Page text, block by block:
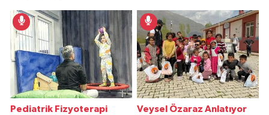
Pediatrik Fizyoterapi Veysel Özaraz Anlatıyor